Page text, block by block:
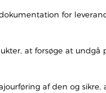
for
at forsøge at
af den og